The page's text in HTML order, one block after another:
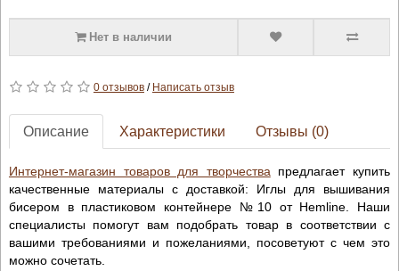
Нет в наличии
0 отзывов/ Написать отзыв
Описание Характеристики Отзывы (0)
Интернет-магазин товаров для творчества предлагает купить
качественные материалы с доставкой: Иглы для вышивания
бисером в пластиковом контейнере №10 от Hemline. Наши
специалисты помогут вам подобрать товар в соответствии с
вашими требованиями и пожеланиями, посоветуют с чем это
можно сочетать.